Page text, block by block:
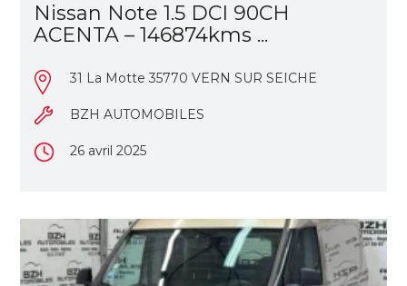
Nissan Note 1.5 DCI 90CH
ACENTA – 146874kms ...
31 La Motte 35770 VERN SUR SEICHE
BZH AUTOMOBILES
26 avril 2025